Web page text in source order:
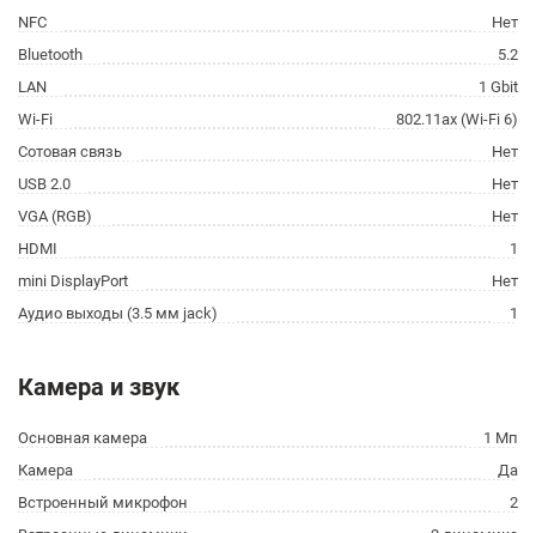
NFC
Нет
Bluetooth
5.2
LAN
1 Gbit
Wi-Fi
802.11ax (Wi-Fi 6)
Сотовая связь
Нет
USB 2.0
Нет
VGA (RGB)
Нет
HDMI
1
mini DisplayPort
Нет
Аудио выходы (3.5 мм jack)
1
Камера и звук
Основная камера
1 Мп
Камера
Да
Встроенный микрофон
2